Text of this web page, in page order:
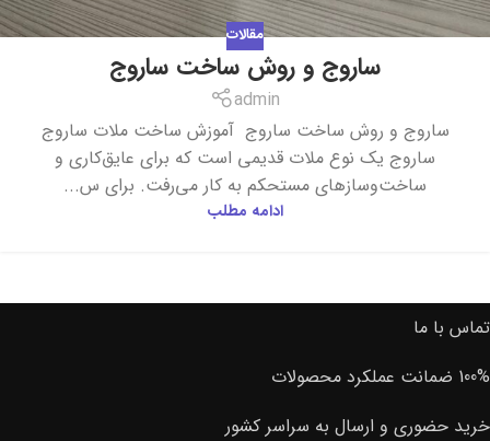
مقالات
ساروج و روش ساخت ساروج
admin
ساروج و روش ساخت ساروج آموزش ساخت ملات ساروج
ساروج یک نوع ملات قدیمی است که برای عایق‌کاری و
ساخت‌وسازهای مستحکم به کار می‌رفت. برای س...
ادامه مطلب
تماس با ما
100% ضمانت عملکرد محصولات
خرید حضوری و ارسال به سراسر کشور